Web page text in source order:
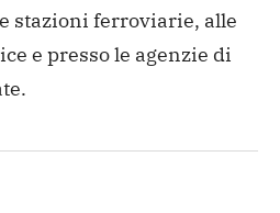
stazioni ferroviarie, alle
e presso le agenzie di